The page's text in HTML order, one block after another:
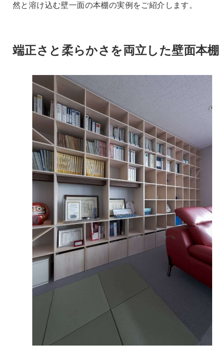
然と溶け込む壁一面の本棚の実例をご紹介します。
端正さと柔らかさを両立した壁面本棚